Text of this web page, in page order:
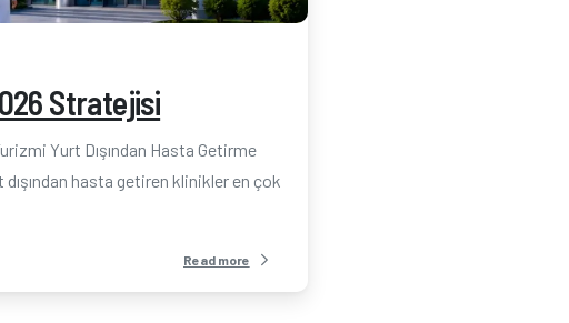
Stratejisi
Yurt Dışından Hasta Getirme
hasta getiren klinikler en çok
Read more